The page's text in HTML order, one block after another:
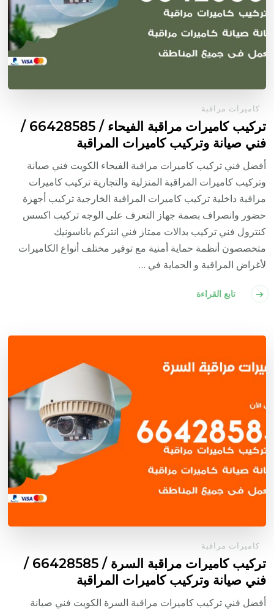
كاميرات مراقبة
تركيب كاميرات مراقبة الفيحاء / 66428585 /
فني صيانة وتركيب كاميرات المراقبة
أفضل فني تركيب كاميرات مراقبة الفيحاء الكويت فني صيانة
وتركيب كاميرات المراقبة المنزلية والتجارية تركيب كاميرات
مراقبة داخلية تركيب كاميرات المراقبة الخارجية تركيب أجهزة
حضور وانصراف بصمة جهاز التعرف على الوجه تركيب اكسس
كنترول فني تركيب بدالات ممتاز فني انتركم باناسونيك
متخصصون أنظمة حماية أمنية مع توفير مختلف أنواع الكاميرات
لأغراض المراقبة و الحماية في …
تابع القراءة
كاميرات مراقبة
تركيب كاميرات مراقبة السرة / 66428585 /
فني صيانة وتركيب كاميرات المراقبة
أفضل فني تركيب كاميرات مراقبة السرة الكويت فني صيانة